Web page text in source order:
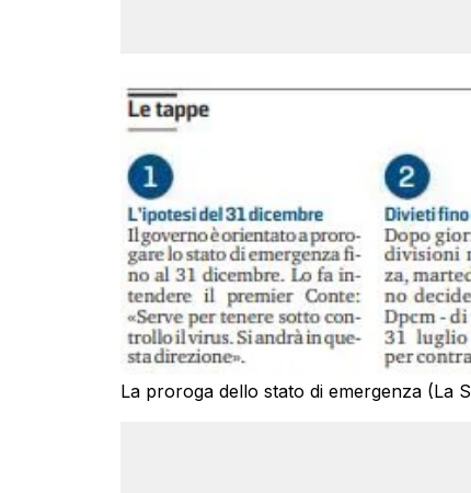
La proroga dello stato di emergenza (La